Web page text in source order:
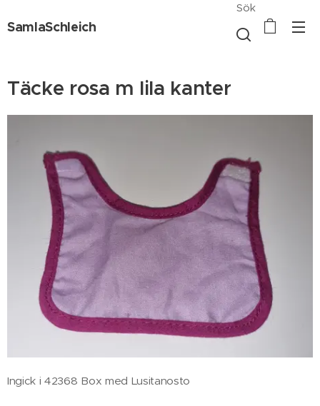
SamlaSchleich
Sök
Täcke rosa m lila kanter
Ingick i 42368 Box med Lusitanosto